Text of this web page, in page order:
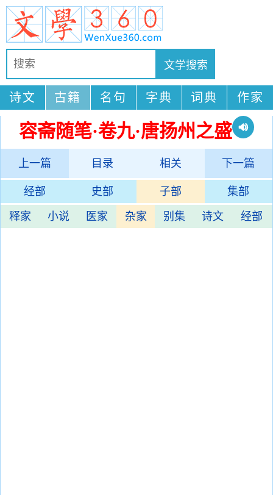
诗文 古籍 名句 字典 词典 作家
容斋随笔·卷九·唐扬州之盛
上一篇 目录 相关 下一篇
经部 史部 子部 集部
释家 小说 医家 杂家 别集 诗文 经部